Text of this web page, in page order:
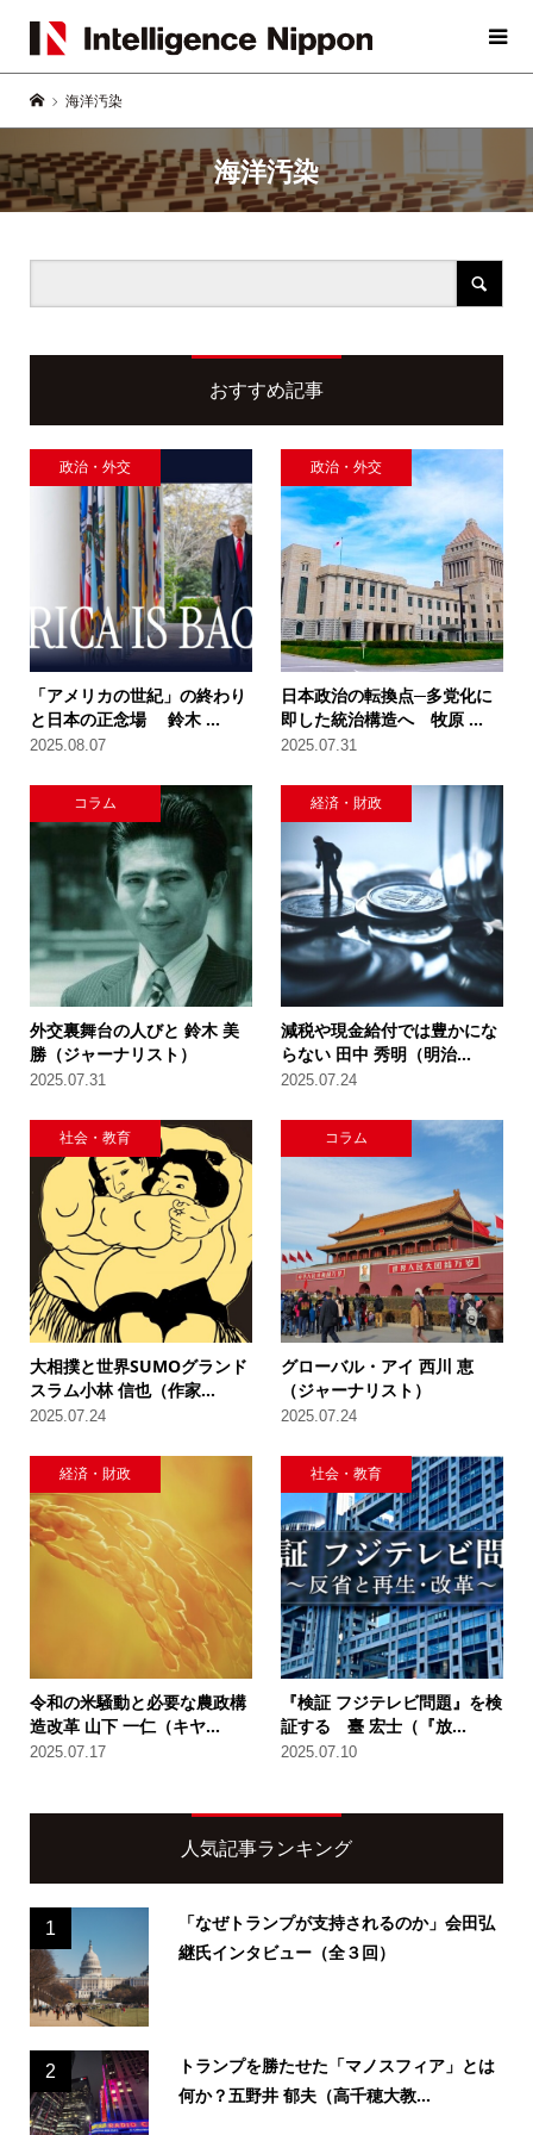
海洋汚染
海洋汚染
おすすめ記事
政治・外交
「アメリカの世紀」の終わり
と日本の正念場 鈴木 ...
2025.08.07
政治・外交
日本政治の転換点─多党化に
即した統治構造へ 牧原 ...
2025.07.31
コラム
外交裏舞台の人びと 鈴木 美
勝（ジャーナリスト）
2025.07.31
経済・財政
減税や現金給付では豊かにな
らない 田中 秀明（明治...
2025.07.24
社会・教育
大相撲と世界SUMOグランド
スラム小林 信也（作家...
2025.07.24
コラム
グローバル・アイ 西川 恵
（ジャーナリスト）
2025.07.24
経済・財政
令和の米騒動と必要な農政構
造改革 山下 一仁（キヤ...
2025.07.17
社会・教育
『検証 フジテレビ問題』を検
証する 臺 宏士（『放...
2025.07.10
人気記事ランキング
1
「なぜトランプが支持されるのか」会田弘
継氏インタビュー（全３回）
2
トランプを勝たせた「マノスフィア」とは
何か？五野井 郁夫（高千穂大教...